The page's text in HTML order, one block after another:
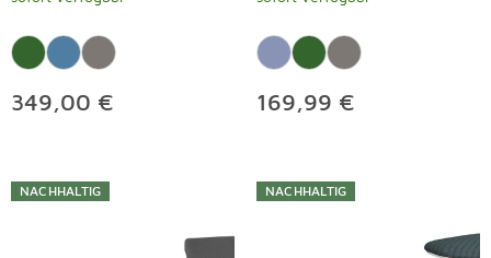
349,00 € 169,99 €
NACHHALTIG NACHHALTIG